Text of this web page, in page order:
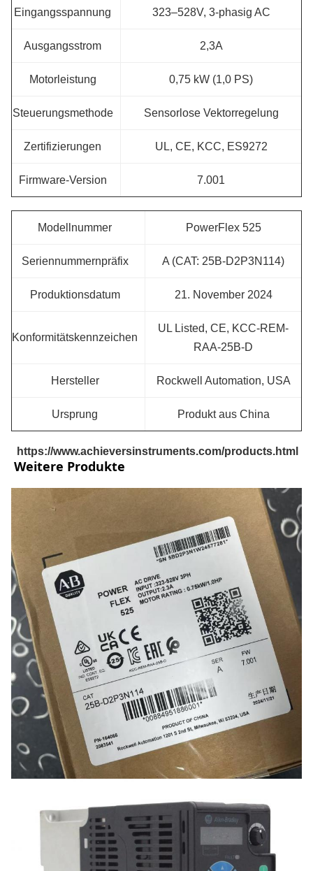
Eingangsspannung 323–528V, 3-phasig AC
Ausgangsstrom 2,3A
Motorleistung 0,75 kW (1,0 PS)
Steuerungsmethode Sensorlose Vektorregelung
Zertifizierungen UL, CE, KCC, ES9272
Firmware-Version 7.001
Modellnummer PowerFlex 525
Seriennummernpräfix A (CAT: 25B-D2P3N114)
Produktionsdatum 21. November 2024
Konformitätskennzeichen
UL Listed, CE, KCC-REM-
RAA-25B-D
Hersteller Rockwell Automation, USA
Ursprung Produkt aus China
https://www.achieversinstruments.com/products.html
Weitere Produkte